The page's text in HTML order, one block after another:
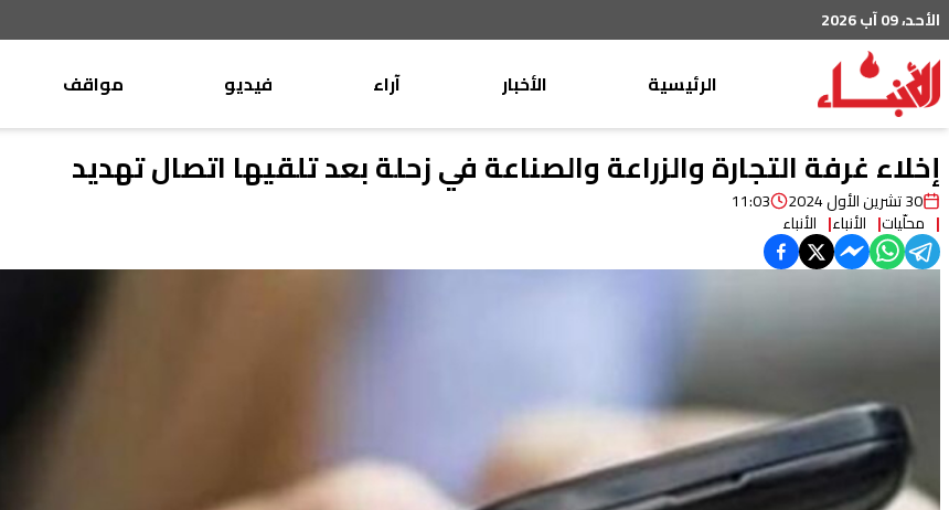
الأحد، 09 آب 2026
الرئيسية
الأخبار
محليات
عربي دولي
خاص
آراء
موقف
الأنباء
منبر
فيديو مواقف
وليد جنبلاط
تيمور جنبلاط
إخلاء غرفة التجارة والزراعة والصناعة في زحلة بعد تلقيها اتصال تهديد
30 تشرين الأول 2024 11:03
محلّيات الأنباء الأنباء